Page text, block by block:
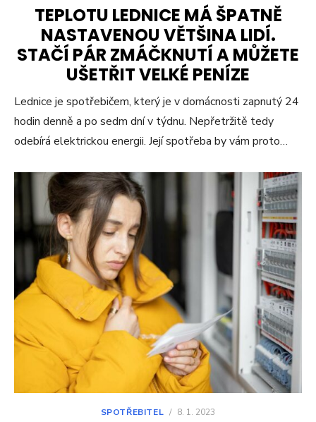
TEPLOTU LEDNICE MÁ ŠPATNĚ
NASTAVENOU VĚTŠINA LIDÍ.
STAČÍ PÁR ZMÁČKNUTÍ A MŮŽETE
UŠETŘIT VELKÉ PENÍZE
Lednice je spotřebičem, který je v domácnosti zapnutý 24
hodin denně a po sedm dní v týdnu. Nepřetržitě tedy
odebírá elektrickou energii. Její spotřeba by vám proto…
SPOTŘEBITEL / 8. 1. 2023